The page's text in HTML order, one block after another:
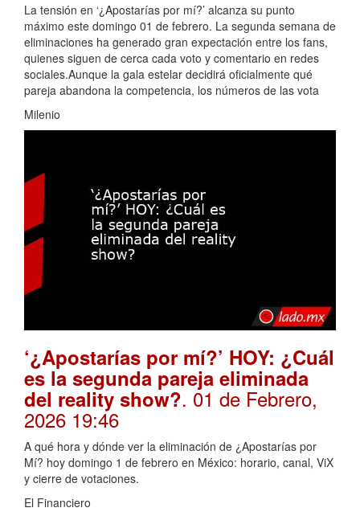
La tensión en ‘¿Apostarías por mí?’ alcanza su punto
máximo este domingo 01 de febrero. La segunda semana de
eliminaciones ha generado gran expectación entre los fans,
quienes siguen de cerca cada voto y comentario en redes
sociales.Aunque la gala estelar decidirá oficialmente qué
pareja abandona la competencia, los números de las vota
Milenio
‘¿Apostarías por mí?’ HOY: ¿Cuál
es la segunda pareja eliminada
del reality show?. 01 de Febrero,
2026 19:46
A qué hora y dónde ver la eliminación de ¿Apostarías por
Mí? hoy domingo 1 de febrero en México: horario, canal, ViX
y cierre de votaciones.
El Financiero